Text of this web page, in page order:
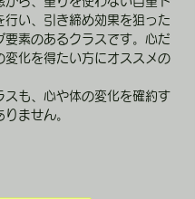
行い、引き締め効果を狙った
要素のあるクラスです。心だ
変化を得たい方にオススメの
スも、心や体の変化を確約す
ません。